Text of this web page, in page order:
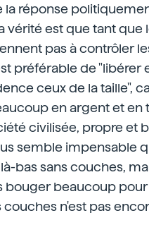
la réponse
vérité est que tant que
pas à contrôler
préférable de "libérer
ceux de la taille",
en argent et en
civilisée, propre et
semble impensable
bas sans couches,
bouger beaucoup
couches n'est pas